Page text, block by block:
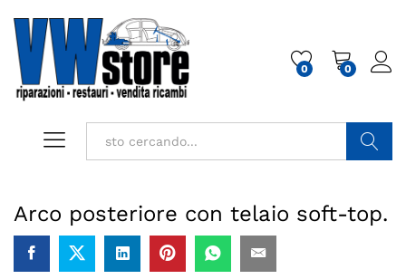
0 0
Arco posteriore con telaio soft-top.